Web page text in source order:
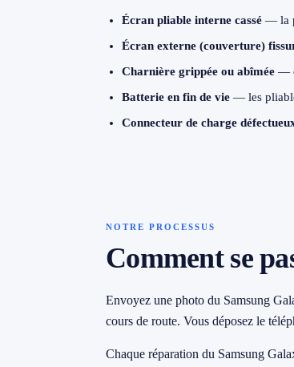
079 716 53 82
Écran pliable interne cassé — la
Écran externe (couverture)
Charnière grippée ou abîmée —
Batterie en fin de vie — les
Connecteur de charge
NOTRE PROCESSUS
Comment se
Envoyez une photo du Samsung
cours de route. Vous déposez le
Chaque réparation du Samsung